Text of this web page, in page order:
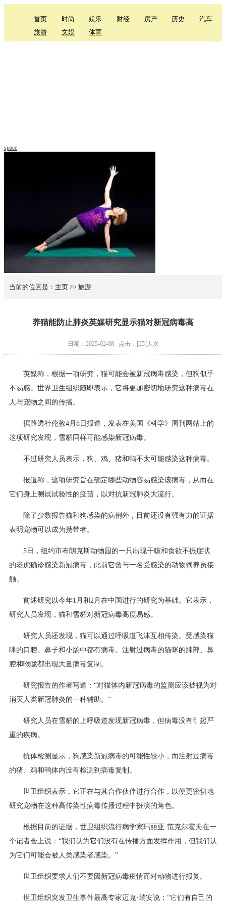
首页 时尚 娱乐 财经 房产 历史
汽车
旅游
文娱 体育
space
当前的位置是： 主页 >> 旅游
养猫能防止肺炎英媒研究显示猫对新冠病毒高
日期：2025-02-08 点击：[25]人次
英媒称，根据一项研究，猫可能会被新冠病毒感染，但狗似乎
不易感。世界卫生组织随即表示，它将更加密切地研究这种病毒在
人与宠物之间的传播。
据路透社伦敦4月8日报道，发表在美国《科学》周刊网站上的
这项研究发现，雪貂同样可能感染新冠病毒。
不过研究人员表示，狗、鸡、猪和鸭不太可能感染这种病毒。
报道称，这项研究旨在确定哪些动物容易感染该病毒，从而在
它们身上测试试验性的疫苗，以对抗新冠肺炎大流行。
除了少数报告猫和狗感染的病例外，目前还没有强有力的证据
表明宠物可以成为携带者。
5日，纽约市布朗克斯动物园的一只出现干咳和食欲不振症状
的老虎确诊感染新冠病毒，此前它曾与一名受感染的动物饲养员接
触。
前述研究以今年1月和2月在中国进行的研究为基础。它表示，
研究人员发现，猫和雪貂对新冠病毒高度易感。
研究人员还发现，猫可以通过呼吸道飞沫互相传染。受感染猫
咪的口腔、鼻子和小肠中都有病毒。注射过病毒的猫咪的肺部、鼻
腔和喉咙都出现大量病毒复制。
研究报告的作者写道：“对猫体内新冠病毒的监测应该被视为对
消灭人类新冠肺炎的一种辅助。”
研究人员在雪貂的上呼吸道发现新冠病毒，但病毒没有引起严
重的疾病。
抗体检测显示，狗感染新冠病毒的可能性较小，而注射过病毒
的猪、鸡和鸭体内没有检测到病毒复制。
世卫组织表示，它正在与其合作伙伴进行合作，以便更密切地
研究宠物在这种高传染性病毒传播过程中扮演的角色。
根据目前的证据，世卫组织流行病学家玛丽亚·范克尔霍夫在一
个记者会上说：“我们认为它们没有在传播方面发挥作用，但我们认
为它们可能会被人类感染者感染。”
世卫组织要求人们不要因新冠病毒疫情而对动物进行报复。
世卫组织突发卫生事件最高专家迈克·瑞安说：“它们有自己的